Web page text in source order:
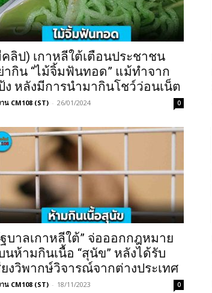
ลิป) เกาหลีใต้เตือนประชาชน
ากิน “ไม้จิ้มฟันทอด” แม้ทำจาก
ง หลังมีการนำมากินโชว์ว่อนเน็ต
น CM108 (ST) - 26/01/2024 0
ฐบาลเกาหลีใต้” จ่อออกกฎหมาย
นห้ามกินเนื้อ “สุนัข” หลังได้รับ
ยงวิพากษ์วิจารณ์จากต่างประเทศ
น CM108 (ST) - 18/11/2023 0